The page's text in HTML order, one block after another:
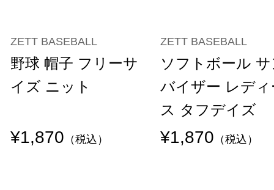
ZETT BASEBALL
野球 帽子 フリーサ
イズ ニット
¥1,870 （税込）
ZETT BASEBALL
ソフトボール
バイザー レディ
ス タフデイズ
¥1,870 （税込）